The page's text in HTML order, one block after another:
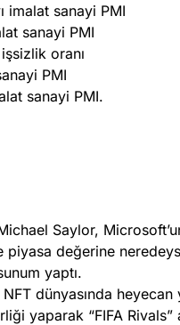
imalat sanayi PMI
sanayi PMI
oranı
PMI
sanayi PMI.
Saylor,
piyasa değerine
yaptı.
NFT dünyasında
yaparak “FIFA